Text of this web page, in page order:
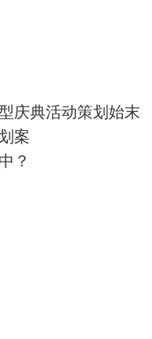
庆典活动策划始末
案
？